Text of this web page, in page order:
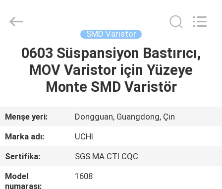
ÜRÜN:%
SG
GÖSTERISI
HAKKIMIZDA
Electronics
Co.,Ltd.
SMD Varistör
0603 Süspansiyon Bastırıcı,
MOV Varistor için Yüzeye
Monte SMD Varistör
Menşe yeri:
Dongguan, Guangdong, Çin
Marka adı:
UCHI
Sertifika:
SGS.MA.CTI.CQC
Model
numarası:
1608